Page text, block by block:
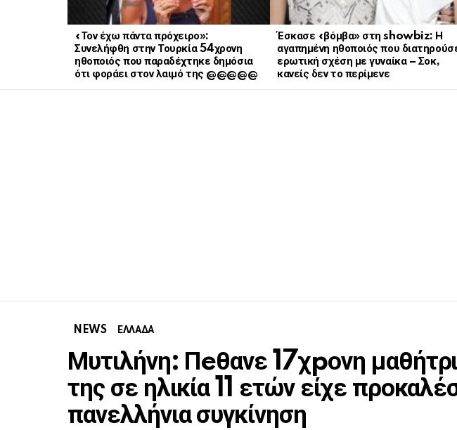
«Τον έχω πάντα πρόχειρο»:
Συνελήφθη στην Τουρκία 54χρονη
ηθοποιός που παραδέχτηκε δημόσια
ότι φοράει στον λαιμό της @@@@@
Έσκασε «βόμβα» στη showbiz: Η
αγαπημένη ηθοποιός που
ερωτική σχέση με γυναίκα – Σοκ,
κανείς δεν το περίμενε
NEWS ΕΛΛΑΔΑ
Μυτιλήνη: Πeθανε 17χpονη
της σε ηλικία 11 ετών είχε
πανελλήνια συγκίνηση